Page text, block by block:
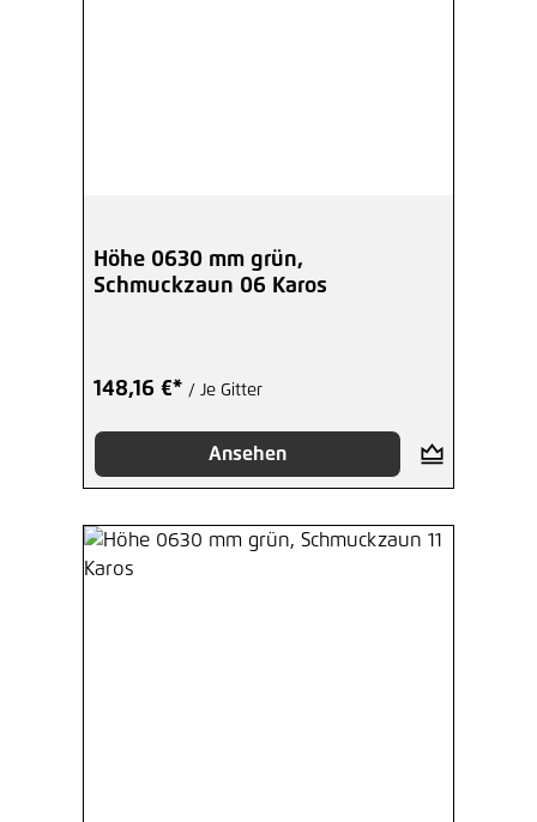
Höhe 0630 mm grün,
Schmuckzaun 06 Karos
148,16 €* / Je Gitter
Ansehen